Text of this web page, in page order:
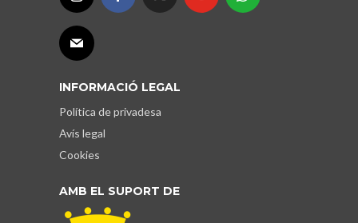
INFORMACIÓ LEGAL
Política de privadesa
Avís legal
Cookies
AMB EL SUPORT DE